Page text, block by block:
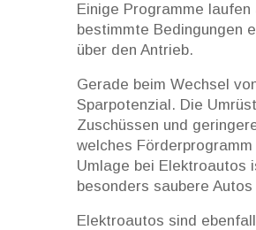
Einige Programme
bestimmte Bedingungen
über den Antrieb.
Gerade beim Wechsel
Sparpotenzial. Die
Zuschüssen und
welches
Umlage bei Elektroautos
besonders saubere
Elektroautos sind